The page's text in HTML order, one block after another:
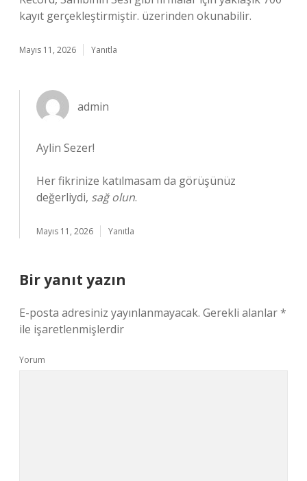
kayıt gerçekleştirmiştir. üzerinden okunabilir.
Mayıs 11, 2026 Yanıtla
admin
Aylin Sezer!
Her fikrinize katılmasam da görüşünüz
değerliydi, sağ olun.
Mayıs 11, 2026 Yanıtla
Bir yanıt yazın
E-posta adresiniz yayınlanmayacak. Gerekli alanlar*
ile işaretlenmişlerdir
Yorum